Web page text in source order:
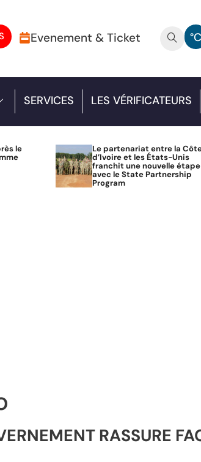
Evenement & Ticket °C
SERVICES LES VÉRIFICATEURS
le
Le partenariat entre la
d’Ivoire et les États-Unis
franchit une nouvelle étape
avec le State Partnership
Program
RASSURE